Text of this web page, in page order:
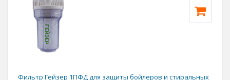
Фильтр Гейзер 1ПФД для защиты бойлеров и стиральных